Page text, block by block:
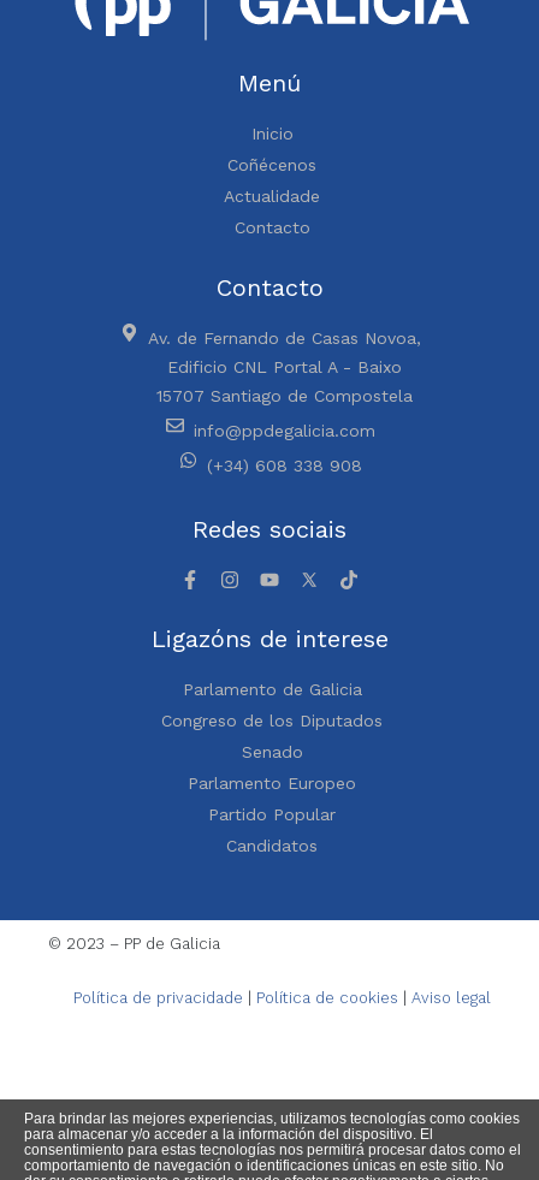
Menú
Inicio
Coñécenos
Actualidade
Contacto
Contacto
Av. de Fernando de Casas Novoa,
Edificio CNL Portal A - Baixo
15707 Santiago de Compostela
info@ppdegalicia.com
(+34) 608 338 908
Redes sociais
Ligazóns de interese
Parlamento de Galicia
Congreso de los Diputados
Senado
Parlamento Europeo
Partido Popular
Candidatos
© 2023 – PP de Galicia
Política de privacidade Política de cookies Aviso legal
Para brindar las mejores experiencias, utilizamos tecnologías como cookies
para almacenar y/o acceder a la información del dispositivo. El
consentimiento para estas tecnologías nos permitirá procesar datos como el
comportamiento de navegación o identificaciones únicas en este sitio. No